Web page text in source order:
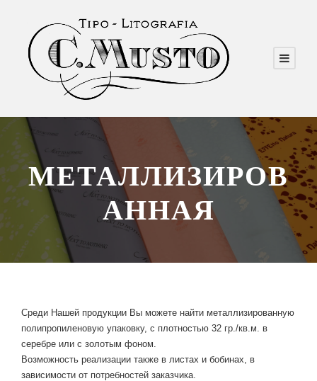
МЕТАЛЛИЗИРОВ
АННАЯ
Среди Нашей продукции Вы можете найти металлизированную
полипропиленовую упаковку, с плотностью 32 гр./кв.м. в
серебре или с золотым фоном.
Возможность реализации также в листах и бобинах, в
зависимости от потребностей заказчика.